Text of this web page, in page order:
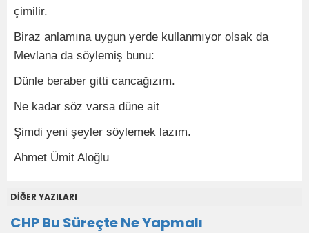
çimilir.
Biraz anlamına uygun yerde kullanmıyor olsak da
Mevlana da söylemiş bunu:
Dünle beraber gitti cancağızım.
Ne kadar söz varsa düne ait
Şimdi yeni şeyler söylemek lazım.
Ahmet Ümit Aloğlu
DİĞER YAZILARI
CHP Bu Süreçte Ne Yapmalı